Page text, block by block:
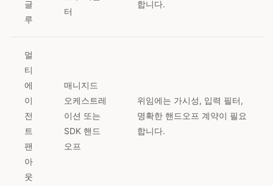
글
루
터
합니다.
멀
티
에
이
전
트
팬
아
웃
매니지드
오케스트레
이션 또는
SDK 핸드
오프
위임에는 가시성, 입력 필터,
명확한 핸드오프 계약이 필요
합니다.